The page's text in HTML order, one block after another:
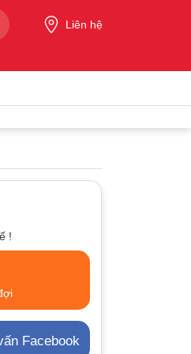
Liên hệ
!
Facebook